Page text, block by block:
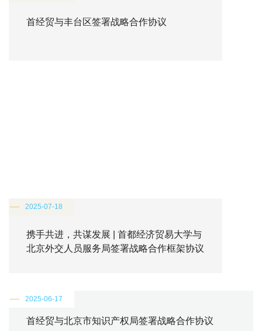
首经贸与丰台区签署战略合作协议
2025-07-18
携手共进，共谋发展 | 首都经济贸易大学与
北京外交人员服务局签署战略合作框架协议
2025-06-17
首经贸与北京市知识产权局签署战略合作协议